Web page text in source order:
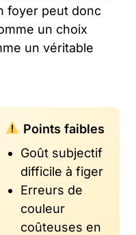
foyer peut donc
un choix
un véritable
Points faibles
Goût subjectif
difficile à figer
Erreurs de
couleur
coûteuses en